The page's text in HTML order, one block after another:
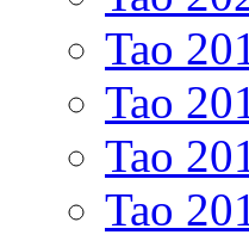
Tao
Tao
Tao
Tao